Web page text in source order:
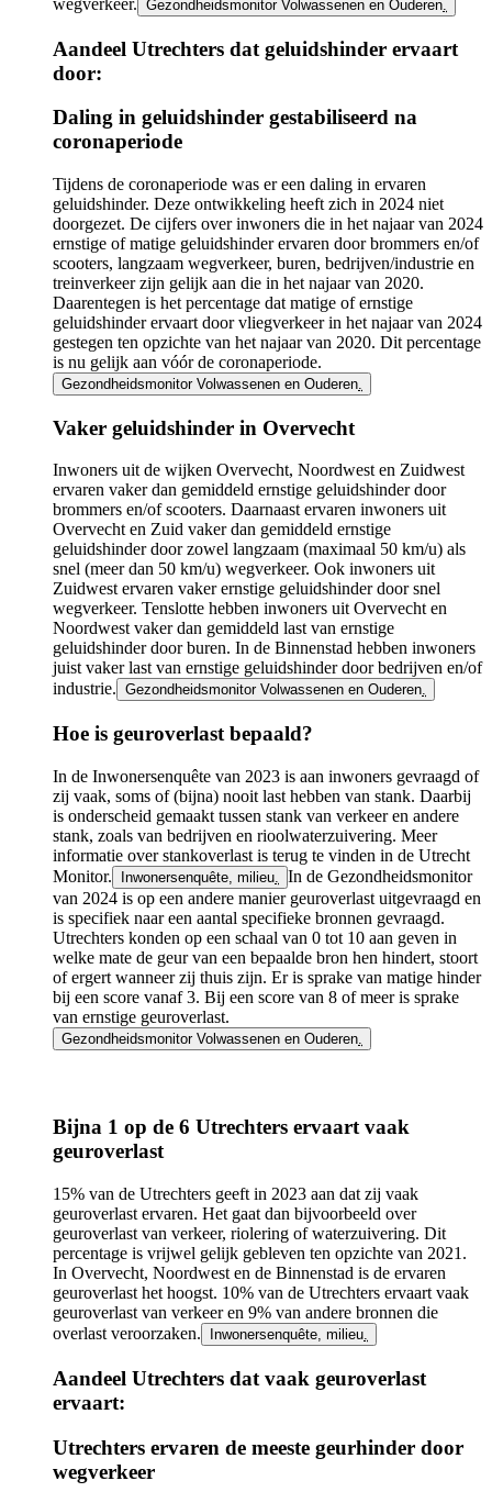
Gezondheidsmonitor Volwassenen en Ouderen
Aandeel Utrechters dat geluidshinder ervaart
door:
Infogram
URL
Daling in geluidshinder gestabiliseerd na
coronaperiode
Tijdens de coronaperiode was er een daling in ervaren
geluidshinder. Deze ontwikkeling heeft zich in 2024 niet
doorgezet. De cijfers over inwoners die in het najaar van 2024
ernstige of matige geluidshinder ervaren door brommers en/of
scooters, langzaam wegverkeer, buren, bedrijven/industrie en
treinverkeer zijn gelijk aan die in het najaar van 2020.
Daarentegen is het percentage dat matige of ernstige
geluidshinder ervaart door vliegverkeer in het najaar van 2024
gestegen ten opzichte van het najaar van 2020. Dit percentage
is nu gelijk aan vóór de coronaperiode.
Gezondheidsmonitor Volwassenen en Ouderen.
Vaker geluidshinder in Overvecht
Inwoners uit de wijken Overvecht, Noordwest en Zuidwest
ervaren vaker dan gemiddeld ernstige geluidshinder door
brommers en/of scooters. Daarnaast ervaren inwoners uit
Overvecht en Zuid vaker dan gemiddeld ernstige
geluidshinder door zowel langzaam (maximaal 50 km/u) als
snel (meer dan 50 km/u) wegverkeer. Ook inwoners uit
Zuidwest ervaren vaker ernstige geluidshinder door snel
wegverkeer. Tenslotte hebben inwoners uit Overvecht en
Noordwest vaker dan gemiddeld last van ernstige
geluidshinder door buren. In de Binnenstad hebben inwoners
juist vaker last van ernstige geluidshinder door bedrijven en/of
industrie. Gezondheidsmonitor Volwassenen en Ouderen.
Hoe is geuroverlast bepaald?
In de Inwonersenquête van 2023 is aan inwoners gevraagd of
zij vaak, soms of (bijna) nooit last hebben van stank. Daarbij
is onderscheid gemaakt tussen stank van verkeer en andere
stank, zoals van bedrijven en rioolwaterzuivering. Meer
informatie over stankoverlast is terug te vinden in de Utrecht
Monitor.
Inwonersenquête, milieu
In de Gezondheidsmonitor
van 2024 is op een andere manier geuroverlast uitgevraagd en
is specifiek naar een aantal specifieke bronnen gevraagd.
Utrechters konden op een schaal van 0 tot 10 aan geven in
welke mate de geur van een bepaalde bron hen hindert, stoort
of ergert wanneer zij thuis zijn. Er is sprake van matige hinder
bij een score vanaf 3. Bij een score van 8 of meer is sprake
van ernstige geuroverlast.
Gezondheidsmonitor Volwassenen en Ouderen
Bijna 1 op de 6 Utrechters ervaart vaak
geuroverlast
15% van de Utrechters geeft in 2023 aan dat zij vaak
geuroverlast ervaren. Het gaat dan bijvoorbeeld over
geuroverlast van verkeer, riolering of waterzuivering. Dit
percentage is vrijwel gelijk gebleven ten opzichte van 2021.
In Overvecht, Noordwest en de Binnenstad is de ervaren
geuroverlast het hoogst. 10% van de Utrechters ervaart vaak
geuroverlast van verkeer en 9% van andere bronnen die
overlast veroorzaken.
Inwonersenquête, milieu.
Aandeel Utrechters dat vaak geuroverlast
ervaart:
Infogram
URL
Utrechters ervaren de meeste geurhinder door
wegverkeer